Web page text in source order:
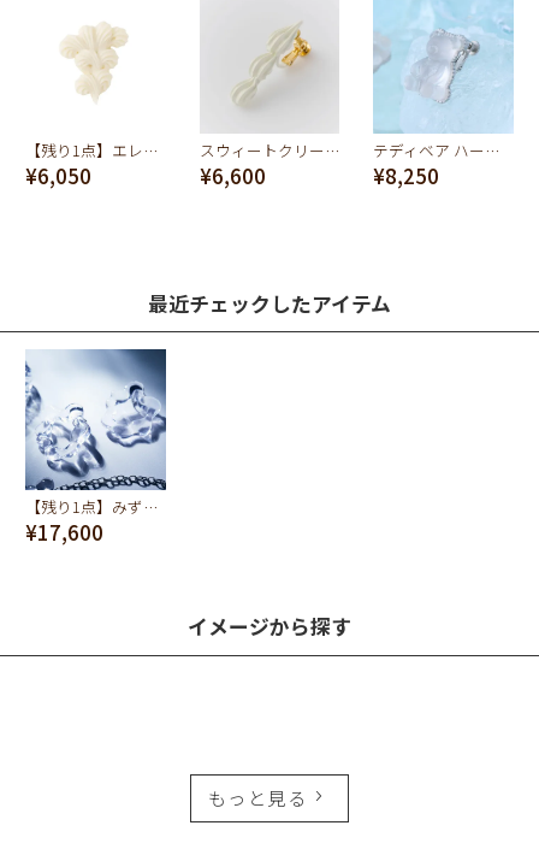
【残り1点】エレガント バタークリーム イヤリング（ホワイト）
¥6,050
スウィートクリーミークリーム イヤリング
¥6,600
テディベア ハードグミ イヤリング（シュガースノー）
¥8,250
最近チェックしたアイテム
【残り1点】みずイヤリング（ペア）
¥17,600
イメージから探す
もっと見る